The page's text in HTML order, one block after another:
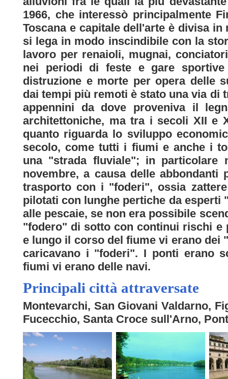
1966, che interessò principalmente
Toscana e capitale dell'arte è divisa
si lega in modo inscindibile con la
lavoro per renaioli, mugnai,
nei periodi di feste e gare
distruzione e morte per opera delle
dai tempi più remoti è stato una via di
appennini da dove proveniva il
architettoniche, ma tra i secoli XII e
quanto riguarda lo sviluppo
secolo, come tutti i fiumi e anche i
una "strada fluviale"; in particolare
novembre, a causa delle abbondanti
trasporto con i "foderi", ossia
pilotati con lunghe pertiche da esperti
alle pescaie, se non era possibile
"fodero" di sotto con continui rischi e
e lungo il corso del fiume vi erano dei
caricavano i "foderi". I ponti erano
fiumi vi erano delle navi.
Principali città attraversate
Montevarchi, San Giovani Valdarno,
Fucecchio, Santa Croce sull'Arno,